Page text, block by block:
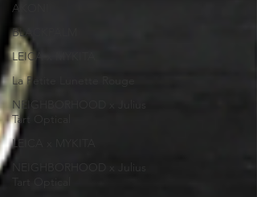
AKONI
BLACKPALM
LEICA x MYKITA
La Petite Lunette Rouge
NEIGHBORHOOD x Julius
Tart Optical
LEICA x MYKITA
NEIGHBORHOOD x Julius